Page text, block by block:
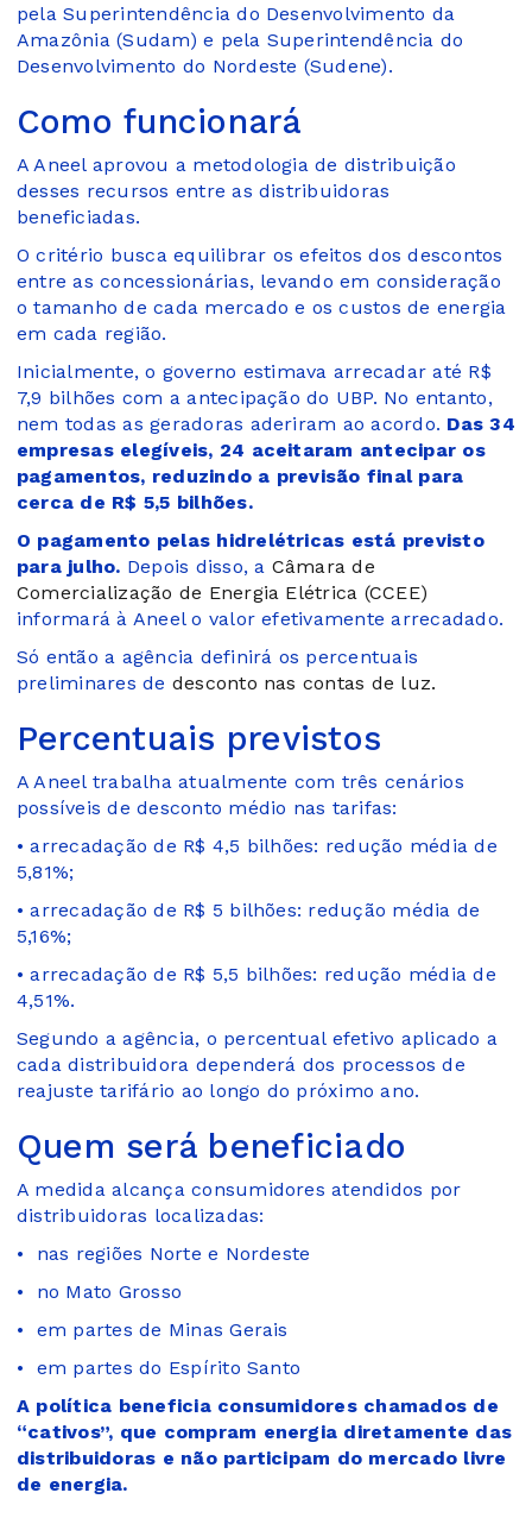
pela Superintendência do Desenvolvimento da
Amazônia (Sudam) e pela Superintendência do
Desenvolvimento do Nordeste (Sudene).
Como funcionará
A Aneel aprovou a metodologia de distribuição
desses recursos entre as distribuidoras
beneficiadas.
O critério busca equilibrar os efeitos dos descontos
entre as concessionárias, levando em consideração
o tamanho de cada mercado e os custos de energia
em cada região.
Inicialmente, o governo estimava arrecadar até R$
7,9 bilhões com a antecipação do UBP. No entanto,
nem todas as geradoras aderiram ao acordo. Das 34
empresas elegíveis, 24 aceitaram antecipar os
pagamentos, reduzindo a previsão final para
cerca de R$ 5,5 bilhões.
O pagamento pelas hidrelétricas está previsto
para julho. Depois disso, a Câmara de
Comercialização de Energia Elétrica (CCEE)
informará à Aneel o valor efetivamente arrecadado.
Só então a agência definirá os percentuais
preliminares de desconto nas contas de luz.
Percentuais previstos
A Aneel trabalha atualmente com três cenários
possíveis de desconto médio nas tarifas:
• arrecadação de R$ 4,5 bilhões: redução média de
5,81%;
• arrecadação de R$ 5 bilhões: redução média de
5,16%;
• arrecadação de R$ 5,5 bilhões: redução média de
4,51%.
Segundo a agência, o percentual efetivo aplicado a
cada distribuidora dependerá dos processos de
reajuste tarifário ao longo do próximo ano.
Quem será beneficiado
A medida alcança consumidores atendidos por
distribuidoras localizadas:
• nas regiões Norte e Nordeste
• no Mato Grosso
• em partes de Minas Gerais
• em partes do Espírito Santo
A política beneficia consumidores chamados de
“cativos”, que compram energia diretamente das
distribuidoras e não participam do mercado livre
de energia.